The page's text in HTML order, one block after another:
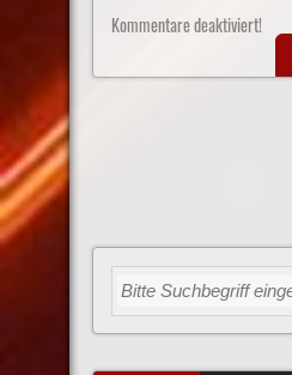
Kommentare deaktiviert!